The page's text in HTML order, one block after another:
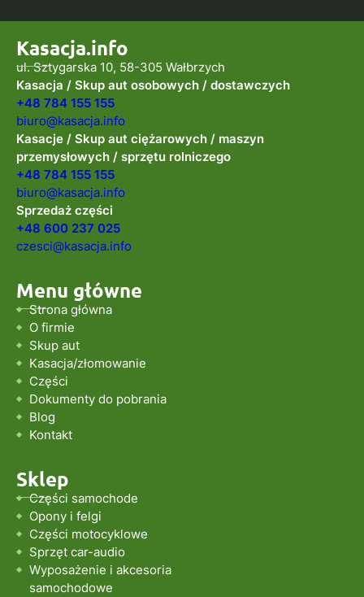
Kasacja.info
ul. Sztygarska 10, 58-305 Wałbrzych
Kasacja / Skup aut osobowych / dostawczych
+48 784 155 155
biuro@kasacja.info
Kasacje / Skup aut ciężarowych / maszyn
przemysłowych / sprzętu rolniczego
+48 784 155 155
biuro@kasacja.info
Sprzedaż części
+48 600 237 025
czesci@kasacja.info
Menu główne
Strona główna
O firmie
Skup aut
Kasacja/złomowanie
Części
Dokumenty do pobrania
Blog
Kontakt
Sklep
Części samochode
Opony i felgi
Części motocyklowe
Sprzęt car-audio
Wyposażenie i akcesoria
samochodowe